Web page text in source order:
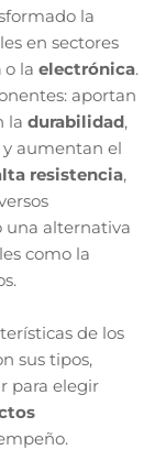
la
en sectores
o la electrónica.
aportan
la durabilidad,
y aumentan el
resistencia,
una alternativa
como la
de los
sus tipos,
para elegir